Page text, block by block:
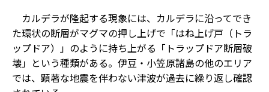
カルデラが隆起する現象には、カルデラに沿ってでき
た環状の断層がマグマの押し上げで「はね上げ戸（トラ
ップドア）」のように持ち上がる「トラップドア断層破
壊」という種類がある。伊豆・小笠原諸島の他のエリア
では、顕著な地震を伴わない津波が過去に繰り返し確認